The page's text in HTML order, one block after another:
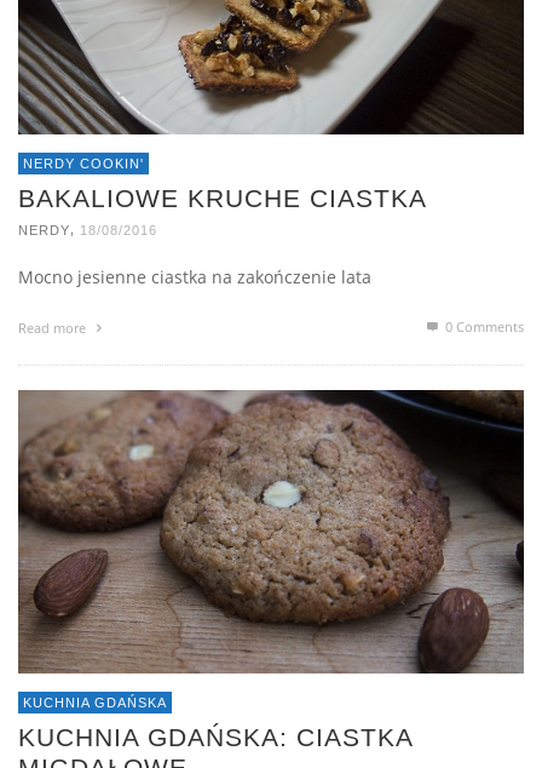
NERDY COOKIN'
BAKALIOWE KRUCHE CIASTKA
NERDY 18/08/2016
Mocno jesienne ciastka na zakończenie lata
Read more 0 Comments
KUCHNIA GDAŃSKA
KUCHNIA GDAŃSKA: CIASTKA